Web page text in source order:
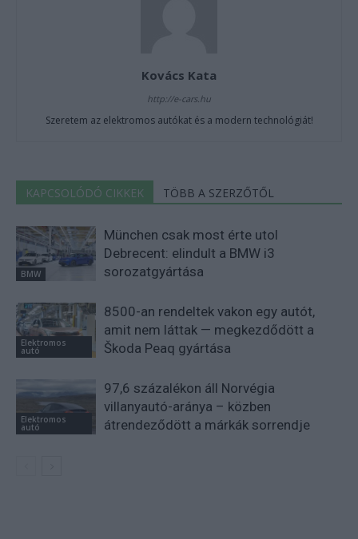
Kovács Kata
http://e-cars.hu
Szeretem az elektromos autókat és a modern technológiát!
KAPCSOLÓDÓ CIKKEK TÖBB A SZERZŐTŐL
BMW
München csak most érte utol
Debrecent: elindult a BMW i3
sorozatgyártása
Elektromos
autó
8500-an rendeltek vakon egy autót,
amit nem láttak — megkezdődött a
Škoda Peaq gyártása
Elektromos
autó
97,6 százalékon áll Norvégia
villanyautó-aránya – közben
átrendeződött a márkák sorrendje